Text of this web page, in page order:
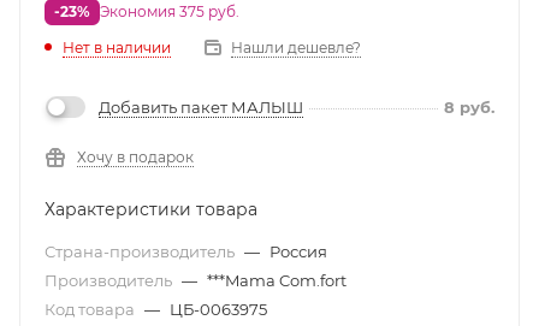
-23% Экономия 375 руб.
Нет в наличии
Нашли дешевле?
Добавить пакет МАЛЫШ 8 руб.
Хочу в подарок
Характеристики товара
Страна-производитель — Россия
Производитель — ***Mama Com.fort
Код товара — ЦБ-0063975